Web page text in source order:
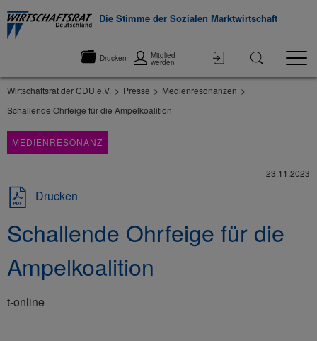
Die Stimme der Sozialen Marktwirtschaft
Drucken Mitglied
werden
Wirtschaftsrat der CDU e.V. Presse
Medienresonanzen
Schallende Ohrfeige für die Ampelkoalition
MEDIENRESONANZ
23.11.2023
Drucken
Schallende Ohrfeige für die
Ampelkoalition
t-online